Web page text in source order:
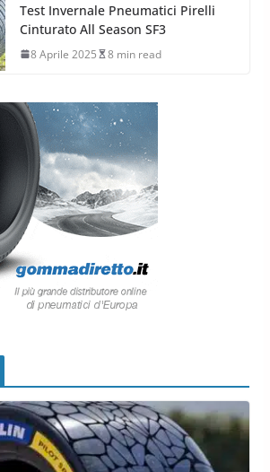
Test Invernale Pneumatici Pirelli
Cinturato All Season SF3
8 Aprile 2025 8 min read